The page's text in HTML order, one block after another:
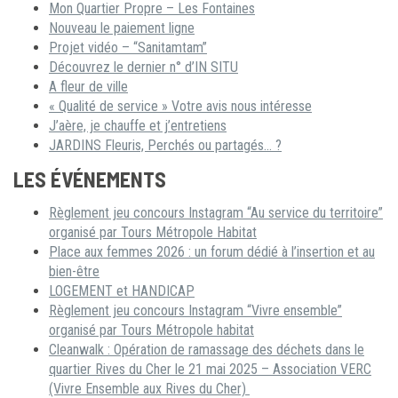
Mon Quartier Propre – Les Fontaines
Nouveau le paiement ligne
Projet vidéo – “Sanitamtam”
Découvrez le dernier n° d’IN SITU
A fleur de ville
« Qualité de service » Votre avis nous intéresse
J’aère, je chauffe et j’entretiens
JARDINS Fleuris, Perchés ou partagés… ?
LES ÉVÉNEMENTS
Règlement jeu concours Instagram “Au service du territoire”
organisé par Tours Métropole Habitat
Place aux femmes 2026 : un forum dédié à l’insertion et au
bien-être
LOGEMENT et HANDICAP
Règlement jeu concours Instagram “Vivre ensemble”
organisé par Tours Métropole habitat
Cleanwalk : Opération de ramassage des déchets dans le
quartier Rives du Cher le 21 mai 2025 – Association VERC
(Vivre Ensemble aux Rives du Cher)